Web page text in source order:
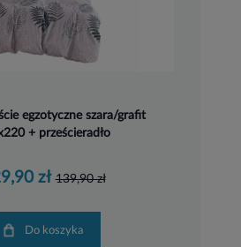
egzotyczne szara/grafit
+ prześcieradło
zł 139,90 zł
Do koszyka